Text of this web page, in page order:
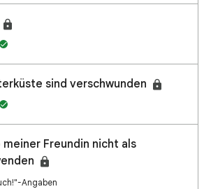
sind verschwunden
meiner Freundin nicht als
Angaben